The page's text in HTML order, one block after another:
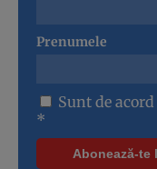
Prenumele
Sunt de
*